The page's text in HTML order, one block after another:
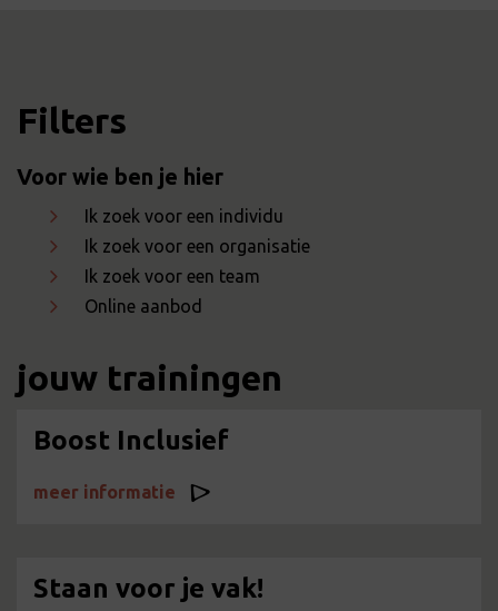
Filters
Voor wie ben je hier
Ik zoek voor een individu
Ik zoek voor een organisatie
Ik zoek voor een team
Online aanbod
jouw trainingen
Boost Inclusief
meer informatie
Staan voor je vak!